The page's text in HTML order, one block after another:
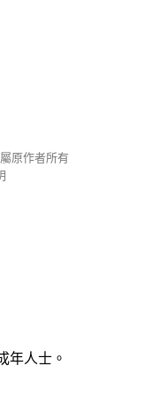
原作者所有
年人士。